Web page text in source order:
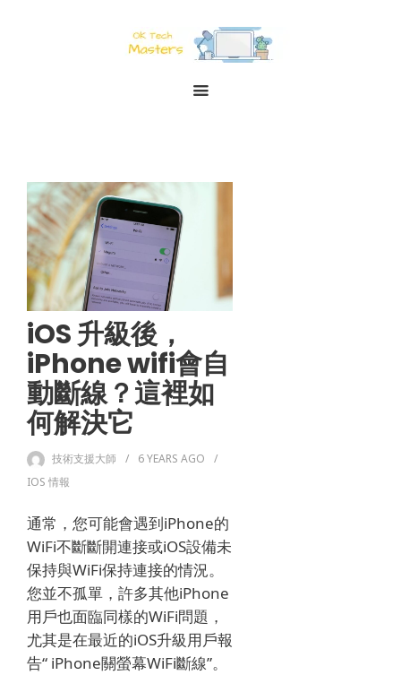
iOS 升級後，
iPhone wifi會自
動斷線？這裡如
何解決它
技術支援大師 6 YEARS AGO
IOS 情報
通常，您可能會遇到iPhone的
WiFi不斷斷開連接或iOS設備未
保持與WiFi保持連接的情況。
您並不孤單，許多其他iPhone
用戶也面臨同樣的WiFi問題，
尤其是在最近的iOS升級用戶報
告“ iPhone關螢幕WiFi斷線”。